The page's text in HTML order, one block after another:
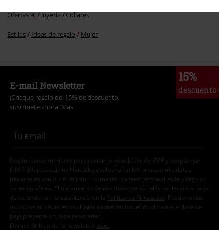
Ofertas % Joyería Collares
Estilos Ideas de regalo Mujer
15%
descuento
E-mail Newsletter
¡Cheque regalo del 15% de descuento,
suscríbete ahora! Más
Doy mi consentimiento para recibir la newsletter de EMP y acepto que
E.M.P. Merchandising Handelsgesellschaft mbH procese mis datos
personales con el fin de informarme de manera personalizada y regular
sobre su oferta. El tratamiento de mis datos personales se llevará a cabo
de acuerdo con lo establecido en la
Política de Privacidad . Puedo retirar
mi consentimiento en cualquier momento haciendo clic en el enlace de
baja presente en cada newsletter.
Darme de baja de la newsletter
aquí